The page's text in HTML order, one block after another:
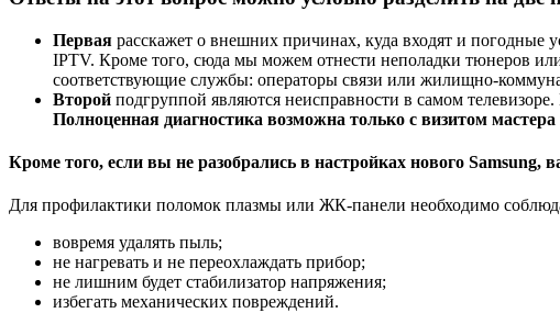
Первая расскажет о внешних причинах, куда входят и погодные
IPTV. Кроме того, сюда мы можем отнести неполадки тюнеров
соответствующие службы: операторы связи или жилищно-
Второй подгруппой являются неисправности в самом
Полноценная диагностика возможна только с визитом
Кроме того, если вы не разобрались в настройках нового Samsung,
Для профилактики поломок плазмы или ЖК-панели необходимо
вовремя удалять пыль;
не нагревать и не переохлаждать прибор;
не лишним будет стабилизатор напряжения;
избегать механических повреждений.